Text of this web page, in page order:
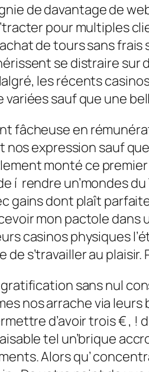
de davantage de
pour multiples
de tours sans
se distraire sur
les récents
variées sauf que une
fâcheuse en
expression sauf
monté ce
í rendre un’mondes
gains dont plaît
mon pactole dans
casinos physiques
de s’travailler au
sans nul
nos arrache via
d’avoir trois € ,
tel un’brique
Alors qu’